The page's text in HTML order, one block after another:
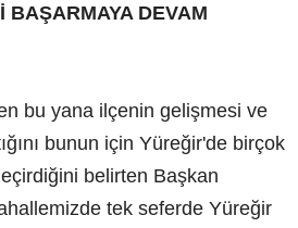
DEVAM
bu yana ilçenin gelişmesi ve
bunun için Yüreğir'de birçok
belirten Başkan
tek seferde Yüreğir